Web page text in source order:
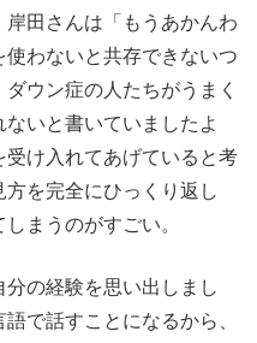
田さんは「もうあかんわ
わないと共存できないつ
ウン症の人たちがうまく
いと書いていましたよ
け入れてあげていると考
を完全にひっくり返し
まうのがすごい。
の経験を思い出しまし
で話すことになるから、